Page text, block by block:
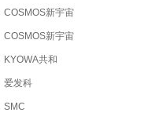
COSMOS新宇宙
COSMOS新宇宙
KYOWA共和
爱发科
SMC